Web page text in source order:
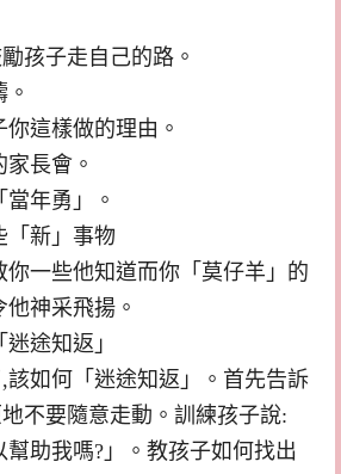
孩子走自己的路。
這樣做的理由。
長會。
年勇」。
「新」事物
一些他知道而你「莫仔羊」的
他神采飛揚。
途知返」
該如何「迷途知返」。首先告訴
不要隨意走動。訓練孩子說:
幫助我嗎?」。教孩子如何找出